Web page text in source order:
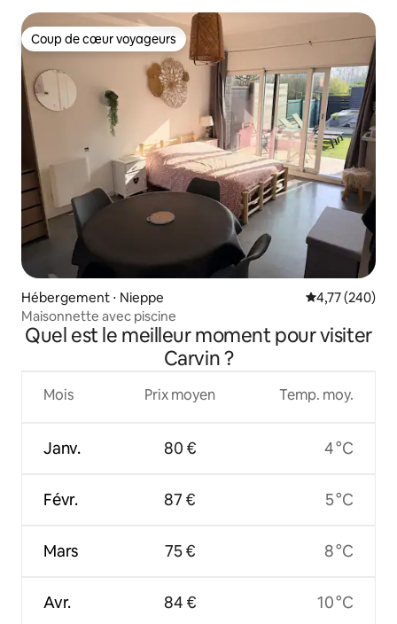
Coup de cœur voyageurs
Coup de cœur voyageurs
Hébergement ⋅ Nieppe Évaluation
4,77 (240)
Maisonnette avec piscine
Quel est le meilleur moment pour visiter
Carvin ?
Mois
Janv.
Févr.
Mars
Avr.
Prix moyen
80 €
87 €
75 €
84 €
Temp. moy.
4 °C
5 °C
8 °C
10 °C